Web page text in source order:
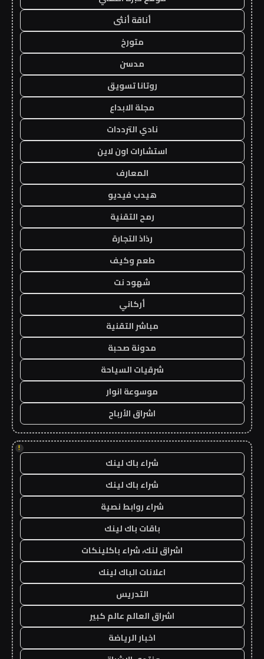
أناقة أنثى
متورخ
مدسن
روتانا تسويق
مجلة الابداع
نادي الترددات
استشارات اون لاين
المعارف
هيدب فيديو
رمح التقنية
رذاذ التجارة
طعم وكيف
شهود نت
أركاني
مباشر التقنية
مدونة صحبة
شرقيات السياحة
موسوعة انوار
اشراق الأرباح
!
شراء باك لينك
شراء باك لينك
شراء روابط نصية
باقات باك لينك
اشراق لنك، شراء باكلينكات
اعلانات الباك لينك
التدريس
اشراق العالم عالم كبير
اخبار الرياضة